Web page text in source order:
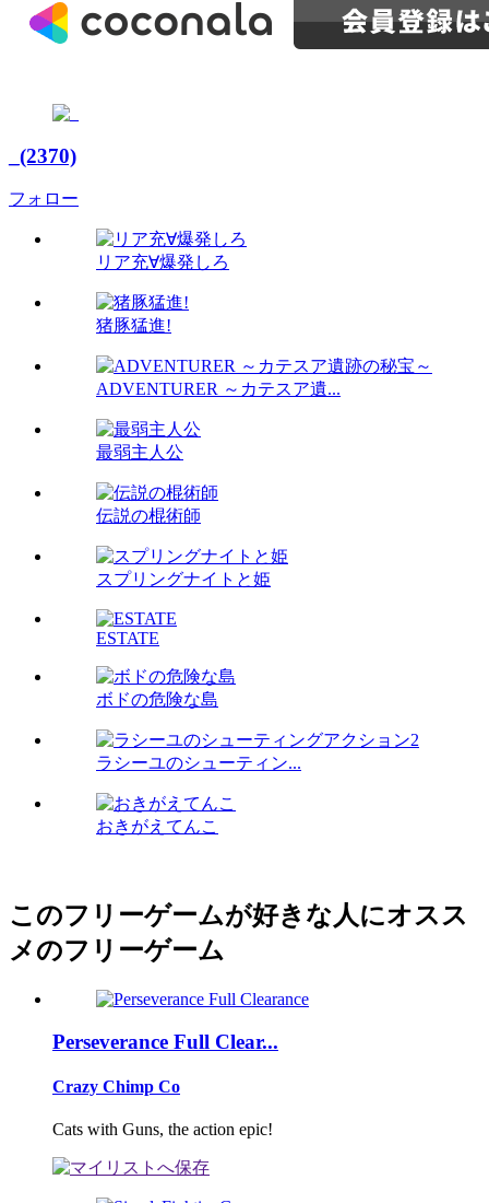
_(2370)
フォロー
リア充∀爆発しろ
猪豚猛進!
ADVENTURER ～カテスア遺...
最弱主人公
伝説の棍術師
スプリングナイトと姫
ESTATE
ボドの危険な島
ラシーユのシューティン...
おきがえてんこ
このフリーゲームが好きな人にオスス
メのフリーゲーム
Perseverance Full Clear...
Crazy Chimp Co
Cats with Guns, the action epic!